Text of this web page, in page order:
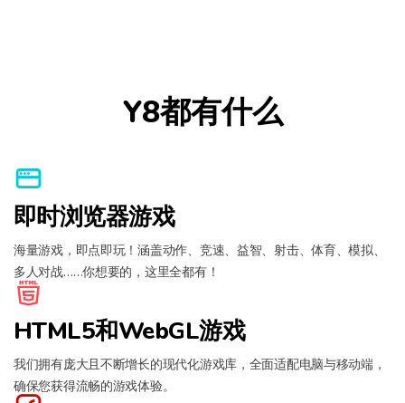
Y8都有什么
即时浏览器游戏
海量游戏，即点即玩！涵盖动作、竞速、益智、射击、体育、模拟、
多人对战……你想要的，这里全都有！
HTML5和WebGL游戏
我们拥有庞大且不断增长的现代化游戏库，全面适配电脑与移动端，
确保您获得流畅的游戏体验。